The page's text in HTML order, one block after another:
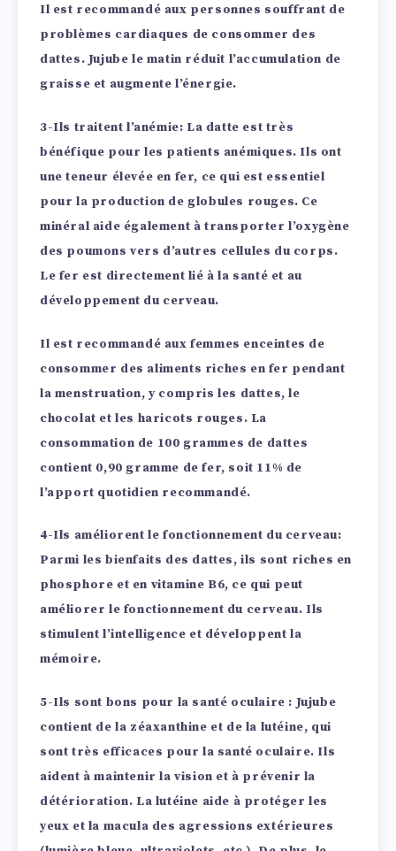
Il est recommandé aux personnes souffrant de
problèmes cardiaques de consommer des
dattes. Jujube le matin réduit l’accumulation de
graisse et augmente l’énergie.
3-Ils traitent l’anémie: La datte est très
bénéfique pour les patients anémiques. Ils ont
une teneur élevée en fer, ce qui est essentiel
pour la production de globules rouges. Ce
minéral aide également à transporter l’oxygène
des poumons vers d’autres cellules du corps.
Le fer est directement lié à la santé et au
développement du cerveau.
Il est recommandé aux femmes enceintes de
consommer des aliments riches en fer pendant
la menstruation, y compris les dattes, le
chocolat et les haricots rouges. La
consommation de 100 grammes de dattes
contient 0,90 gramme de fer, soit 11% de
l’apport quotidien recommandé.
4-Ils améliorent le fonctionnement du cerveau:
Parmi les bienfaits des dattes, ils sont riches en
phosphore et en vitamine B6, ce qui peut
améliorer le fonctionnement du cerveau. Ils
stimulent l’intelligence et développent la
mémoire.
5-Ils sont bons pour la santé oculaire : Jujube
contient de la zéaxanthine et de la lutéine, qui
sont très efficaces pour la santé oculaire. Ils
aident à maintenir la vision et à prévenir la
détérioration. La lutéine aide à protéger les
yeux et la macula des agressions extérieures